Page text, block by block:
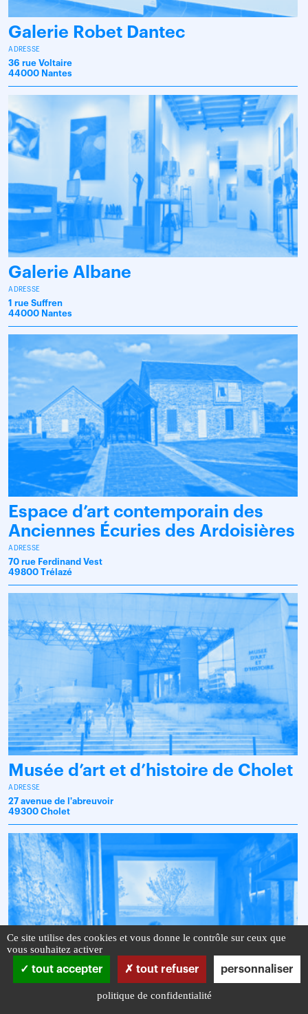
Galerie Robet Dantec
ADRESSE
36 rue Voltaire
44000 Nantes
Galerie Albane
ADRESSE
1 rue Suffren
44000 Nantes
Espace d’art contemporain des
Anciennes Écuries des Ardoisières
ADRESSE
70 rue Ferdinand Vest
49800 Trélazé
Musée d’art et d’histoire de Cholet
ADRESSE
27 avenue de l'abreuvoir
49300 Cholet
Ce site utilise des cookies et vous donne le contrôle sur ceux que
vous souhaitez activer
tout accepter
tout refuser personnaliser
politique de confidentialité